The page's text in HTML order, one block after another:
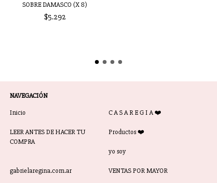
SOBRE DAMASCO (X 8)
$5.292
NAVEGACIÓN
Inicio C A S A R E G I A ❤️
LEER ANTES DE HACER TU
COMPRA
Productos ❤️
yo soy
gabrielaregina.com.ar VENTAS POR MAYOR